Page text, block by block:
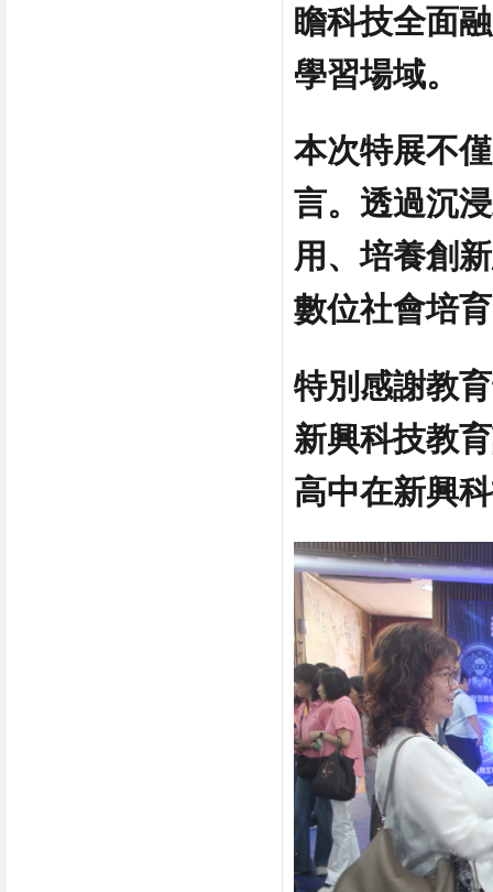
瞻科技全面
學習場域。
本次特展不
言。透過沉
用、培養創
數位社會培
特別感謝教
新興科技教
高中在新興